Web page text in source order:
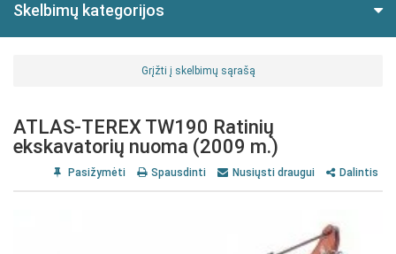
Skelbimų kategorijos
Grįžti į skelbimų sąrašą
ATLAS-TEREX TW190 Ratinių
ekskavatorių nuoma (2009 m.)
Pasižymėti Spausdinti Nusiųsti draugui Dalintis